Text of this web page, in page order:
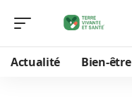
Actualité Bien-être